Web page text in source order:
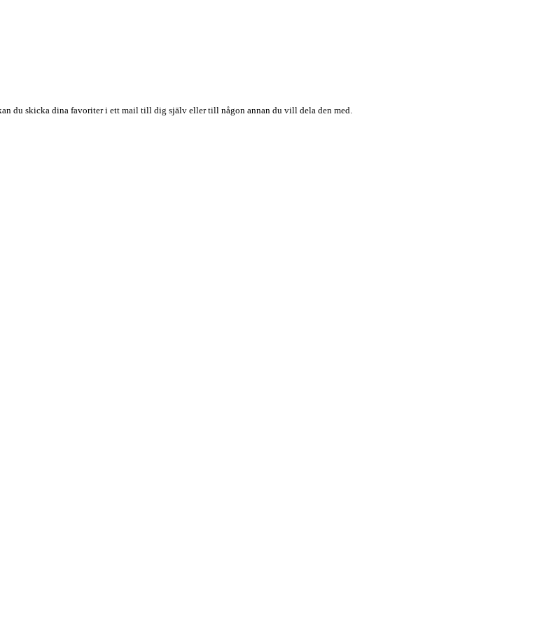
du skicka dina favoriter i ett mail till dig själv eller till någon annan du vill dela den med.